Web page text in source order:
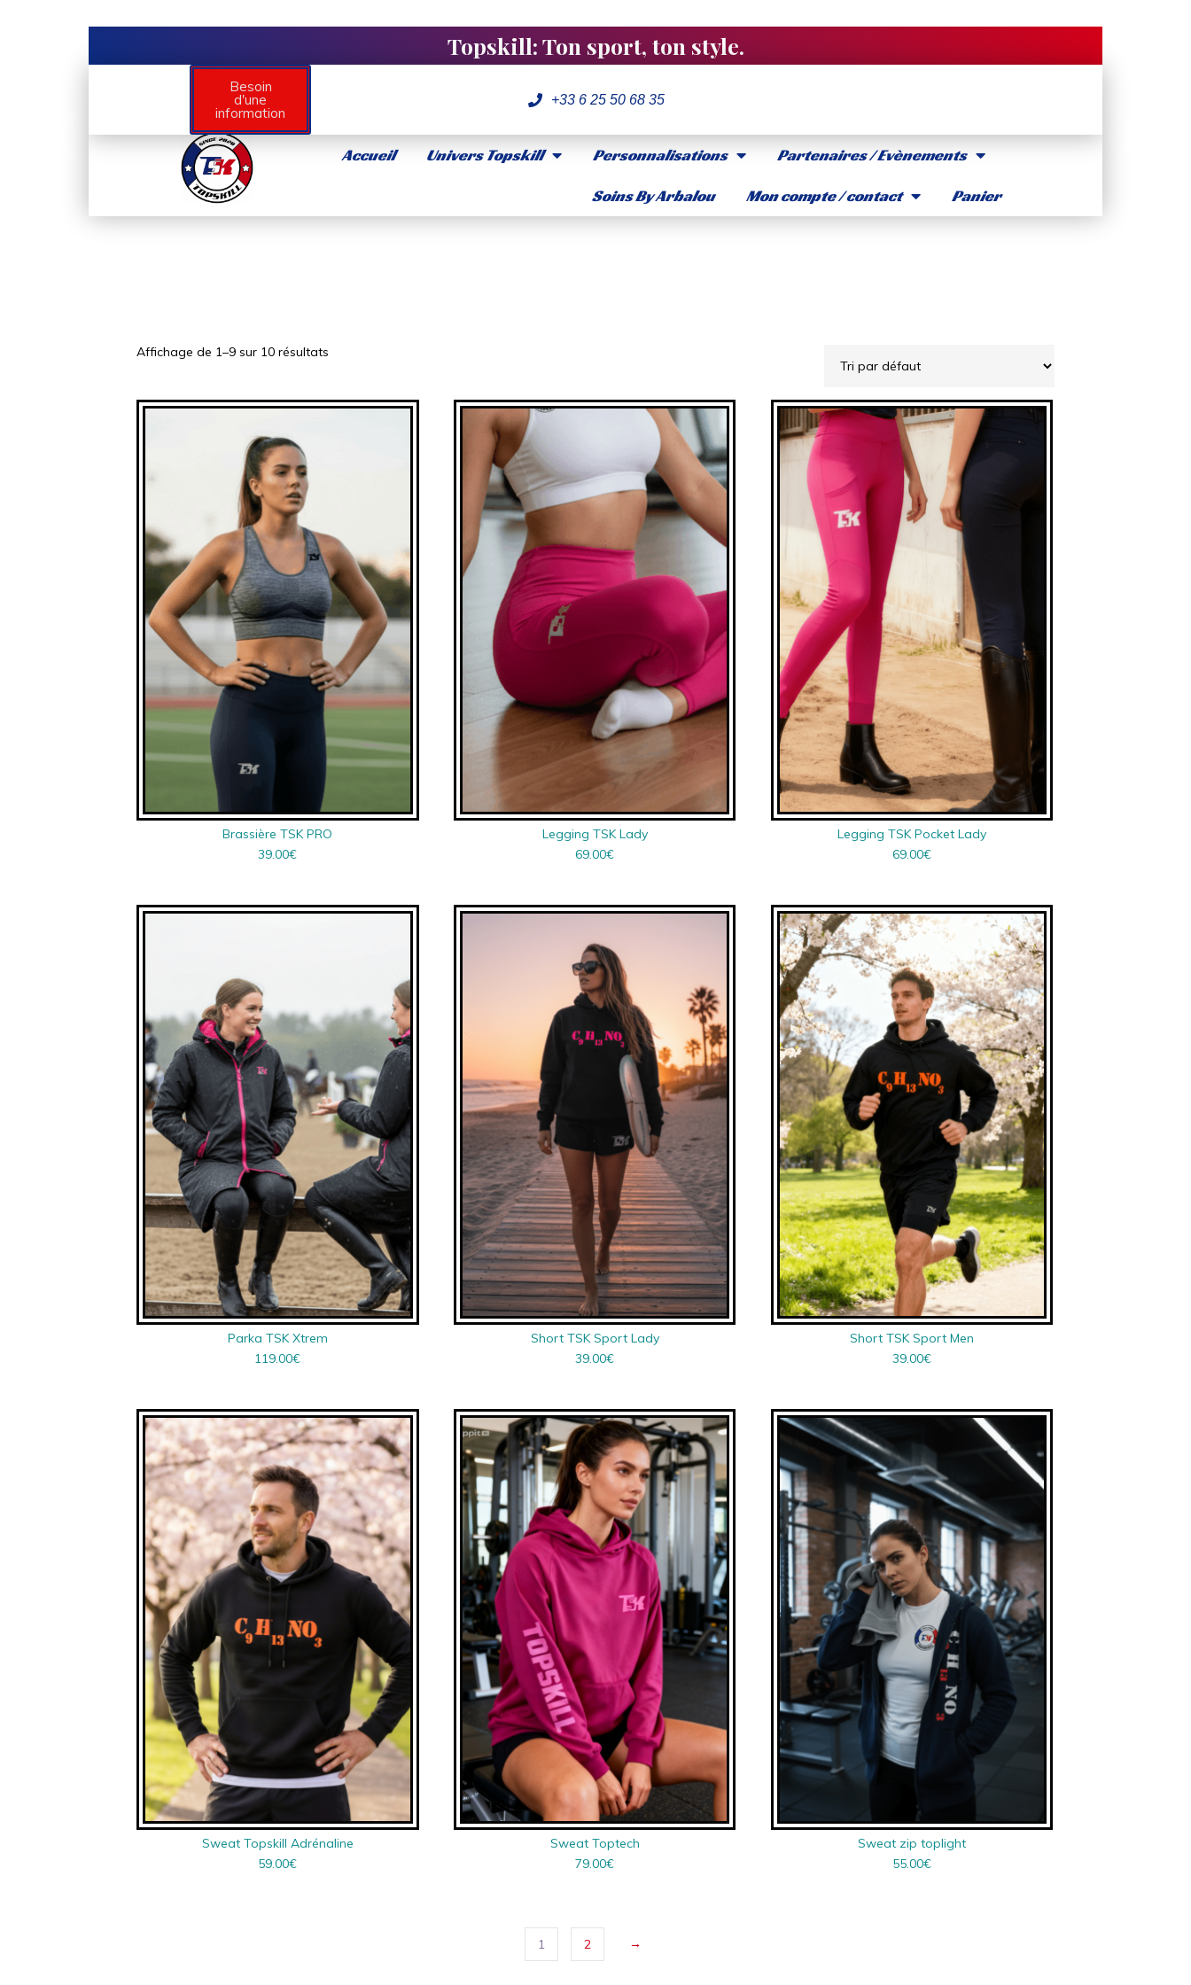
Topskill: Ton sport, ton style.
Besoin
d'une
information
+33 6 25 50 68 35
Accueil Univers Topskill Personnalisations
Partenaires / Evènements
Soins By Arbalou
Mon compte / contact Panier
Affichage de 1–9 sur 10 résultats
Brassière TSK PRO
39.00€
Legging TSK Lady
69.00€
Legging TSK Pocket Lady
69.00€
Parka TSK Xtrem
119.00€
Short TSK Sport Lady
39.00€
Short TSK Sport Men
39.00€
Sweat Topskill Adrénaline
59.00€
Sweat Toptech
79.00€
Sweat zip toplight
55.00€
1 2 →